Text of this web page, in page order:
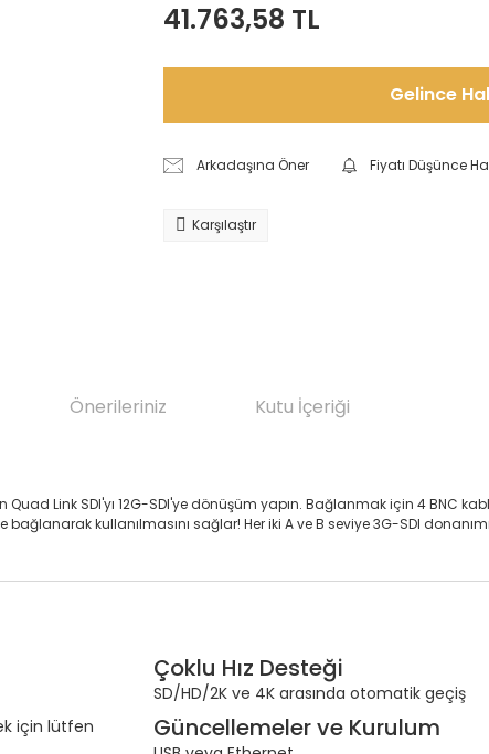
41.763,58 TL
Gelince
Arkadaşına Öner Fiyatı Düşünce
Karşılaştır
Önerileriniz Kutu İçeriği
Link SDI'yı 12G-SDI'ye dönüşüm yapın. Bağlanmak için 4 BNC
kullanılmasını sağlar! Her iki A ve B seviye 3G-SDI
için lütfen
Çoklu Hız Desteği
SD/HD/2K ve 4K arasında otomatik geçiş
Güncellemeler ve Kurulum